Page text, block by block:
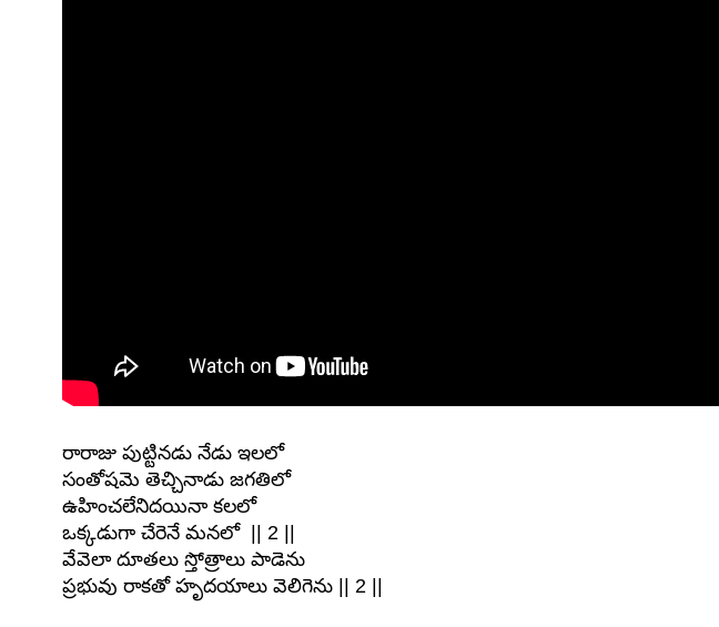
రారాజు పుట్టినడు నేడు ఇలలో
సంతోషమె తెచ్చినాడు జగతిలో
ఉహించలేనిదయినా కలలో
ఒక్కడుగా చేరెనే మనలో || 2 ||
వేవెలా దూతలు స్తోత్రాలు పాడెను
ప్రభువు రాకతో హృదయాలు వెలిగెను || 2 ||